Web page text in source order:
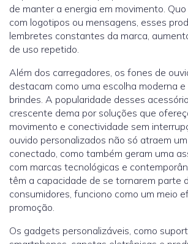
de manter a energia em movimento.
com logotipos ou mensagens, esses
lembretes constantes da marca,
de uso repetido.
Além dos carregadores, os fones de
destacam como uma escolha moderna
brindes. A popularidade desses
crescente dema por soluções que
movimento e conectividade sem
ouvido personalizados não só atraem
conectado, como também geram uma
com marcas tecnológicas e
têm a capacidade de se tornarem parte
consumidores, funciono como um meio
promoção.
Os gadgets personalizáveis, como